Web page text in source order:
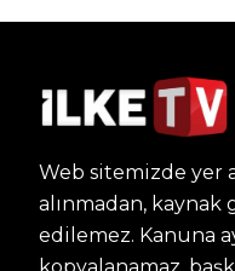
Web sitemizde yer
alınmadan,
edilemez. Kanuna
kopyalanamaz,